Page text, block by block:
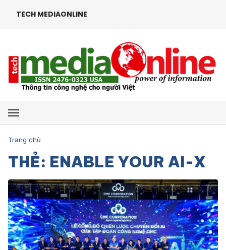
TECH MEDIAONLINE
Mở menu
Trang chủ
THẺ: ENABLE YOUR AI-X